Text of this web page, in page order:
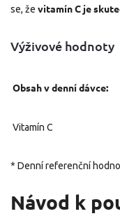
se, že vitamín C je
Výživové hodnoty
Obsah v denní dávce:
Vitamín C
* Denní referenční
Návod k